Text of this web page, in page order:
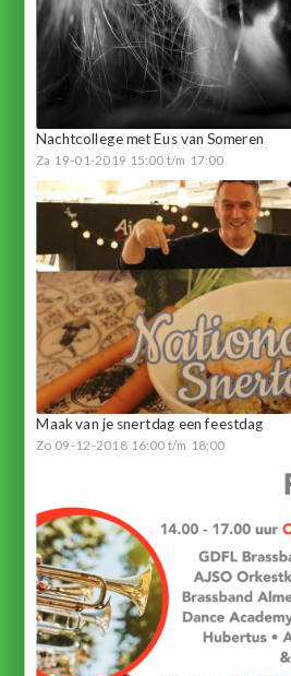
Nachtcollege met Eus van Someren
Za 19-01-2019 15:00 t/m 17:00
Maak van je snertdag een feestdag
Zo 09-12-2018 16:00 t/m 18:00